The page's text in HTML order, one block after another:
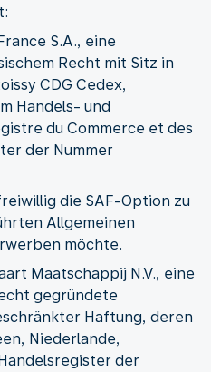
S.A., eine
Recht mit Sitz in
CDG Cedex,
Handels- und
du Commerce et des
der Nummer
die SAF-Option zu
Allgemeinen
möchte.
Maatschappij N.V., eine
gegründete
Haftung, deren
Niederlande,
der